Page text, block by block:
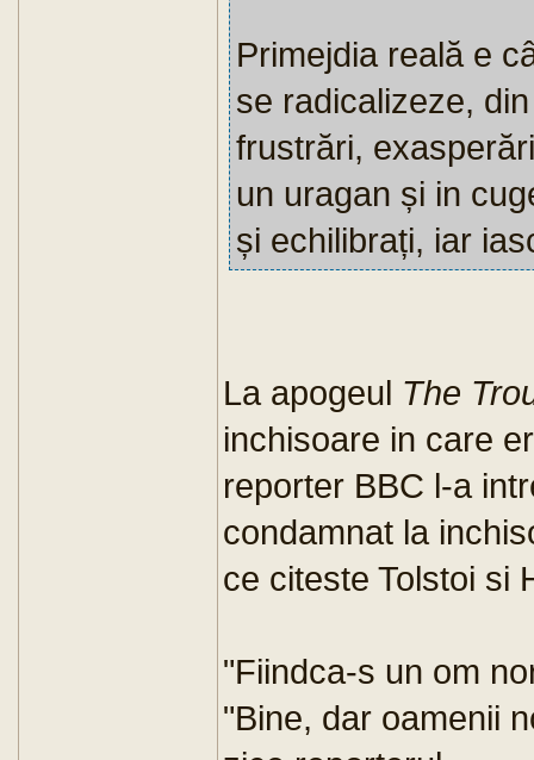
Primejdia reală e
se radicalizeze,
frustrări,
un uragan și in
și echilibrați, iar
La apogeul The
inchisoare in care
reporter BBC l-a
condamnat la
ce citeste Tolstoi si
"Fiindca-s un om
"Bine, dar oamenii